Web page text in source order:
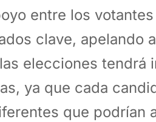
entre los
clave, apelando
elecciones tendrá
ya que cada
que podrían